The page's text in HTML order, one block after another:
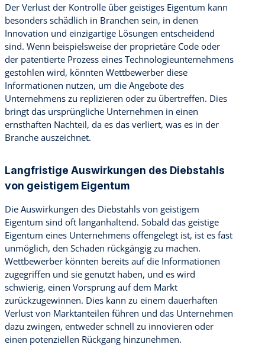
Der Verlust der Kontrolle über geistiges Eigentum kann
besonders schädlich in Branchen sein, in denen
Innovation und einzigartige Lösungen entscheidend
sind. Wenn beispielsweise der proprietäre Code oder
der patentierte Prozess eines Technologieunternehmens
gestohlen wird, könnten Wettbewerber diese
Informationen nutzen, um die Angebote des
Unternehmens zu replizieren oder zu übertreffen. Dies
bringt das ursprüngliche Unternehmen in einen
ernsthaften Nachteil, da es das verliert, was es in der
Branche auszeichnet.
Langfristige Auswirkungen des Diebstahls
von geistigem Eigentum
Die Auswirkungen des Diebstahls von geistigem
Eigentum sind oft langanhaltend. Sobald das geistige
Eigentum eines Unternehmens offengelegt ist, ist es fast
unmöglich, den Schaden rückgängig zu machen.
Wettbewerber könnten bereits auf die Informationen
zugegriffen und sie genutzt haben, und es wird
schwierig, einen Vorsprung auf dem Markt
zurückzugewinnen. Dies kann zu einem dauerhaften
Verlust von Marktanteilen führen und das Unternehmen
dazu zwingen, entweder schnell zu innovieren oder
einen potenziellen Rückgang hinzunehmen.